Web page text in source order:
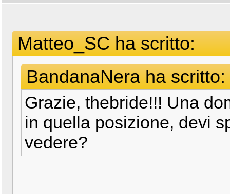
Matteo_SC ha scritto:
BandanaNera ha scritto:
Grazie, thebride!!! Una
in quella posizione, devi
vedere?